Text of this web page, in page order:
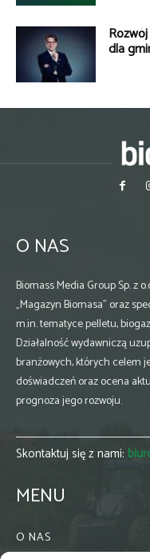
dla
O NAS
Biomass Media Group Sp. z
„Magazyn Biomasa” oraz
m.in. tematyce pelletu,
Działalność wydawniczą
branżowych, których celem
doświadczeń oraz ocena
prognoza jego rozwoju.
Skontaktuj się z nami:
MENU
O NAS